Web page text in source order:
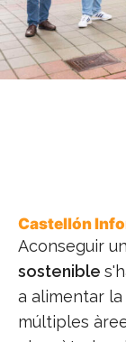
Castellón
Aconseguir un
sostenible
a alimentar
múltiples